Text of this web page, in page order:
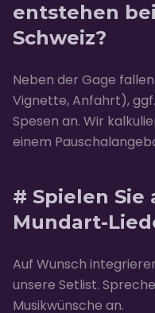
entstehen
Schweiz?
Neben der Gage
Vignette, Anfahrt),
Spesen an. Wir
einem
# Spielen Sie
Mundart-
Auf Wunsch
unsere Setlist.
Musikwünsche an.